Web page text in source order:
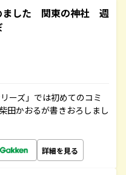
ました 関東の神社 週
ーズ」では初めてのコミ
田かおるが書きおろしまし
詳細を見る